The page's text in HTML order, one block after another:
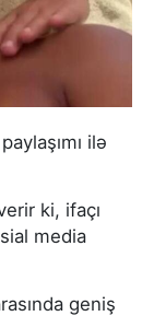
ilə
ki, ifaçı
media
geniş